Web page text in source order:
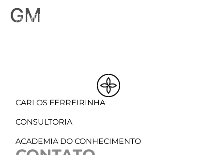
GM
CARLOS FERREIRINHA
CONSULTORIA
ACADEMIA DO CONHECIMENTO